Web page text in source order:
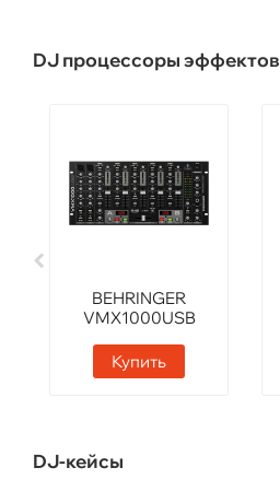
DJ процессоры эффектов
BEHRINGER
VMX1000USB
Купить
DJ-кейсы